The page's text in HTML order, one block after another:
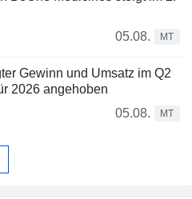
05.08.
MT
Gewinn und Umsatz im Q2
2026 angehoben
05.08.
MT